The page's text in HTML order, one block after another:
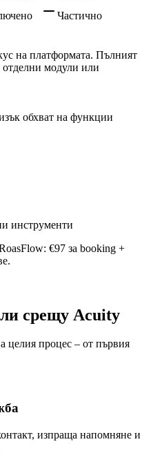
Частично
на платформата. Пълният
отделни модули или
обхват на функции
инструменти
€97 за booking +
срещу Acuity
целия процес – от първия
изпраща напомняне и